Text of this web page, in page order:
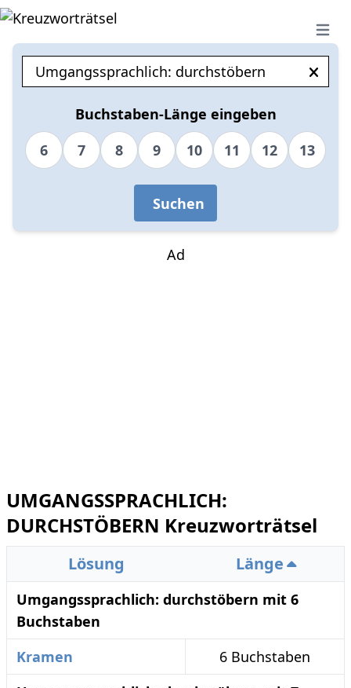
Open
Buchstaben-Länge eingeben
6
7 8 9 10 11 12 13
Suchen
Ad
UMGANGSSPRACHLICH:
DURCHSTÖBERN Kreuzworträtsel
Lösung Länge
Umgangssprachlich: durchstöbern mit 6
Buchstaben
Kramen
6 Buchstaben